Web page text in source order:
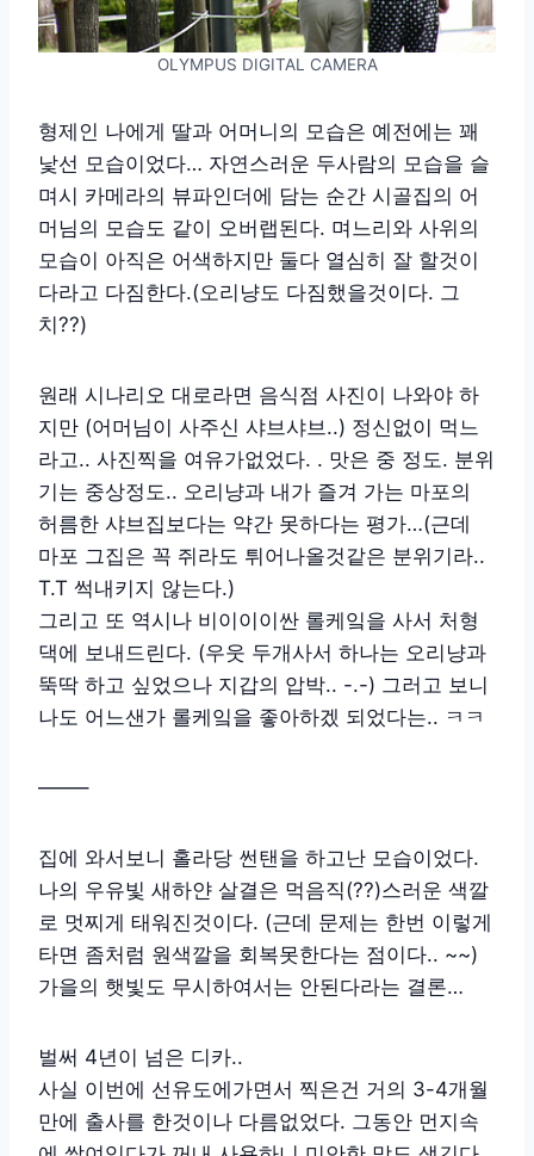
OLYMPUS DIGITAL CAMERA
형제인 나에게 딸과 어머니의 모습은 예전에는 꽤
낯선 모습이었다… 자연스러운 두사람의 모습을 슬
며시 카메라의 뷰파인더에 담는 순간 시골집의 어
머님의 모습도 같이 오버랩된다. 며느리와 사위의
모습이 아직은 어색하지만 둘다 열심히 잘 할것이
다라고 다짐한다.(오리냥도 다짐했을것이다. 그
치??)
원래 시나리오 대로라면 음식점 사진이 나와야 하
지만 (어머님이 사주신 샤브샤브..) 정신없이 먹느
라고.. 사진찍을 여유가없었다. . 맛은 중 정도. 분위
기는 중상정도.. 오리냥과 내가 즐겨 가는 마포의
허름한 샤브집보다는 약간 못하다는 평가…(근데
마포 그집은 꼭 쥐라도 튀어나올것같은 분위기라..
T.T 썩내키지 않는다.)
그리고 또 역시나 비이이이싼 롤케잌을 사서 처형
댁에 보내드린다. (우웃 두개사서 하나는 오리냥과
뚝딱 하고 싶었으나 지갑의 압박.. -.-) 그러고 보니
나도 어느샌가 롤케잌을 좋아하겠 되었다는.. ㅋㅋ
——–
집에 와서보니 홀라당 썬탠을 하고난 모습이었다.
나의 우유빛 새하얀 살결은 먹음직(??)스러운 색깔
로 멋찌게 태워진것이다. (근데 문제는 한번 이렇게
타면 좀처럼 원색깔을 회복못한다는 점이다.. ~~)
가을의 햇빛도 무시하여서는 안된다라는 결론…
벌써 4년이 넘은 디카..
사실 이번에 선유도에가면서 찍은건 거의 3-4개월
만에 출사를 한것이나 다름없었다. 그동안 먼지속